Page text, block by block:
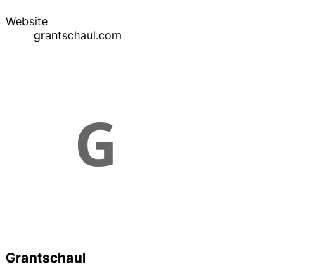
Website
grantschaul.com
Grantschaul